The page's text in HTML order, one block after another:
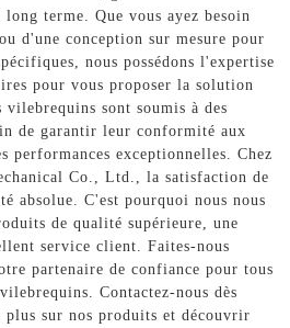
terme. Que vous ayez besoin
d'une conception sur mesure pour
nous possédons l'expertise
pour vous proposer la solution
vilebrequins sont soumis à des
de garantir leur conformité aux
performances exceptionnelles. Chez
Co., Ltd., la satisfaction de
absolue. C'est pourquoi nous nous
de qualité supérieure, une
service client. Faites-nous
partenaire de confiance pour tous
Contactez-nous dès
sur nos produits et découvrir